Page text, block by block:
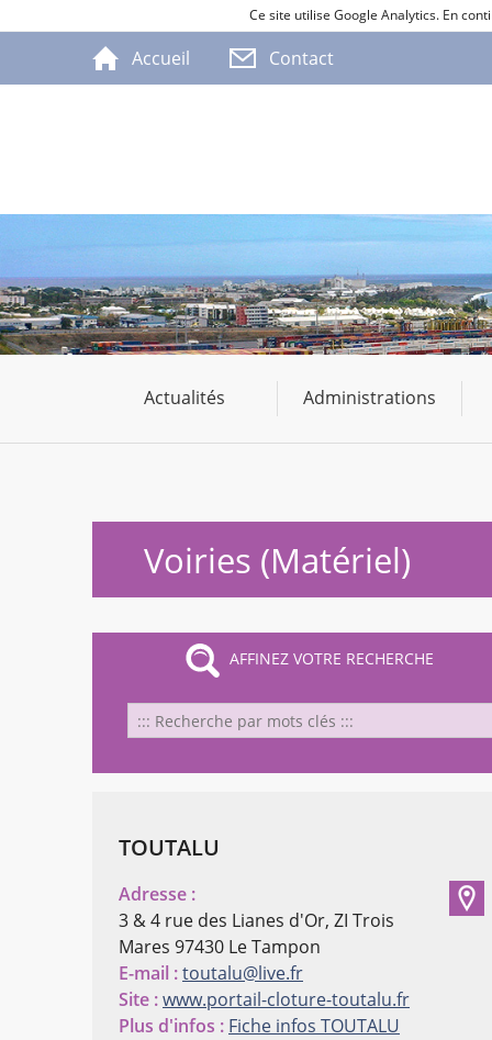
Ce site utilise Google Analytics. En
Accueil Contact
Actualités Administrations
Voiries (Matériel)
AFFINEZ VOTRE RECHERCHE
TOUTALU
Adresse :
3 & 4 rue des Lianes d'Or, ZI Trois
Mares 97430 Le Tampon
E-mail :toutalu@live.fr
Site :www.portail-cloture-toutalu.fr
Plus d'infos : Fiche infos TOUTALU